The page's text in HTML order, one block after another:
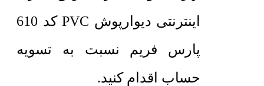
اینترنتی دیوارپوش PVC کد 610
پارس فریم نسبت به تسویه
حساب اقدام کنید.